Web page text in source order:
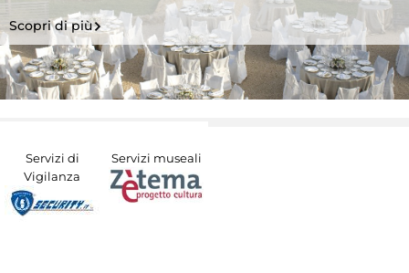
Scopri di più
Servizi di
Vigilanza
Servizi museali